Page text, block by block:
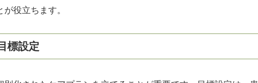
役立ちます。
標設定